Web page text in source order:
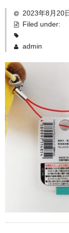
在庫処分セール
全取扱商品
お勧め商品
新商品
MONDE
ご当地シリーズ
草津産熊笹
その他
ゆもみちゃん
2023年8月20
Filed under:
admin